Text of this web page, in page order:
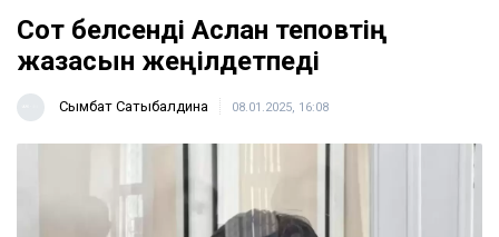
Сот белсенді Аслан Өтеповтің
жазасын жеңілдетпеді
Сымбат Сатыбалдина 08.01.2025, 16:08